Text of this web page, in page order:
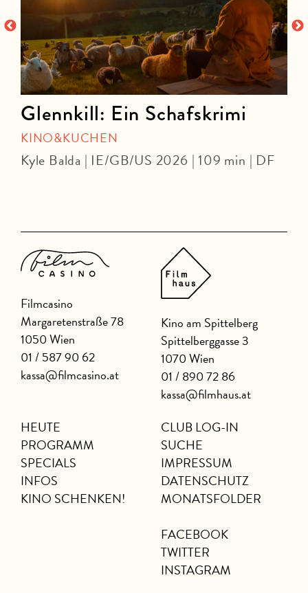
Glennkill: Ein Schafskrimi
KINO&KUCHEN
Kyle Balda | IE/GB/US 2026 | 109 min | DF
Filmcasino
Margaretenstraße 78
1050 Wien
01 / 587 90 62
kassa@filmcasino.at
Kino am Spittelberg
Spittelberggasse 3
1070 Wien
01 / 890 72 86
kassa@filmhaus.at
HEUTE
PROGRAMM
SPECIALS
INFOS
KINO SCHENKEN!
CLUB LOG-IN
SUCHE
IMPRESSUM
DATENSCHUTZ
MONATSFOLDER
FACEBOOK
TWITTER
INSTAGRAM